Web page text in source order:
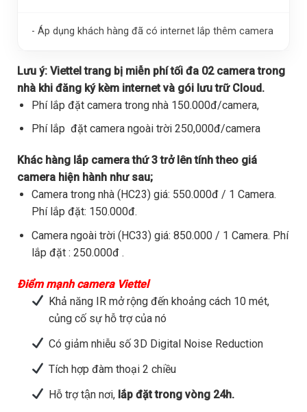
- Áp dụng khách hàng đã có internet lắp thêm camera
Lưu ý: Viettel trang bị miễn phí tối đa 02 camera trong
nhà khi đăng ký kèm internet và gói lưu trữ Cloud.
Phí lắp đặt camera trong nhà 150.000đ/camera,
Phí lắp đặt camera ngoài trời 250,000đ/camera
Khác hàng lắp camera thứ 3 trở lên tính theo giá
camera hiện hành như sau;
Camera trong nhà (HC23) giá: 550.000đ / 1 Camera.
Phí lắp đặt: 150.000đ.
Camera ngoài trời (HC33) giá: 850.000 / 1 Camera. Phí
lắp đặt : 250.000đ .
Điểm mạnh camera Viettel
Khả năng IR mở rộng đến khoảng cách 10 mét,
củng cố sự hỗ trợ của nó
Có giảm nhiễu số 3D Digital Noise Reduction
Tích hợp đàm thoại 2 chiều
Hỗ trợ tận nơi,lắp đặt trong vòng 24h.